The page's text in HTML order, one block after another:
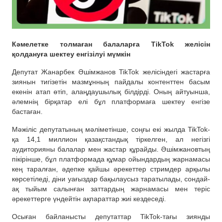
Кәмелетке толмаған балаларға TikTok желісін
қолдануға шектеу енгізілуі мүмкін
Депутат Жанарбек Әшімжанов TikTok желісіндегі жастарға
зиянын тигізетін мазмұнның пайдалы контенттен басым
екенін атап өтіп, алаңдаушылық білдірді. Оның айтуынша,
әлемнің бірқатар елі бұл платформаға шектеу енгізе
бастаған.
Мәжіліс депутатының мәліметінше, соңғы екі жылда TikTok-
қа 14,1 миллион қазақстандық тіркелген, ал негізгі
аудиторияны балалар мен жастар құрайды. Әшімжановтың
пікірінше, бұл платформада құмар ойындардың жарнамасы
кең таралған, әдепке қайшы әрекеттер стримдер арқылы
көрсетіледі, діни уағыздар бақылаусыз таратылады, сондай-
ақ тыйым салынған заттардың жарнамасы мен теріс
әрекеттерге үндейтін ақпараттар жиі кездеседі.
Осыған байланысты депутаттар TikTok-тағы зиянды